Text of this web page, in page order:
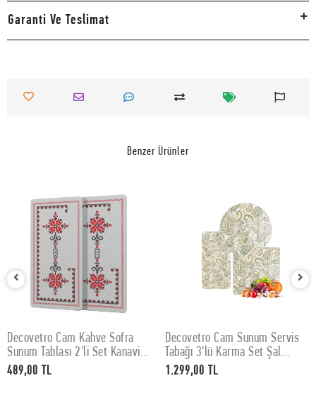
Garanti Ve Teslimat
Benzer Ürünler
SEPETE EKLE
Decovetro Cam Kahve Sofra
Sunum Tablası 2'li Set Kanaviçe
Desenli 30 x 15 cm
489,00 TL
SEPETE EKLE
Decovetro Cam Sunum Servis
Tabağı 3'lü Karma Set Şal
Desenli
1.299,00 TL